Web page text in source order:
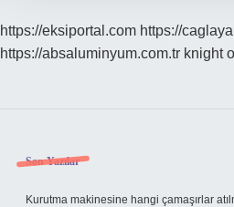
https://eksiportal.com https://
https://absaluminyum.com.tr knight
Sidebar
Son Yazılar
Kurutma makinesine hangi çamaşırlar